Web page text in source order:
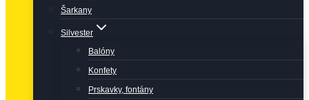
Šarkany
Silvester
Balóny
Konfety
Prskavky, fontány